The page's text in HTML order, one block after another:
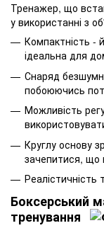
Тренажер, що
у використанні з
Компактність -
ідеальна для
Снаряд
побоюючись
Можливість
Круглу основу
зачепитися, що
Реалістичність
Боксерський
тренування